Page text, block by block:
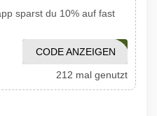
sparst du 10% auf fast
APPONLY20
CODE ANZEIGEN
212 mal genutzt